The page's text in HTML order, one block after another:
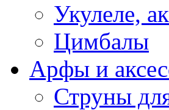
Укулеле,
Цимбалы
Арфы и
Струны